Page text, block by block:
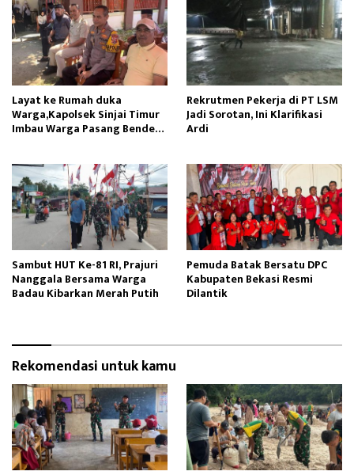
Layat ke Rumah duka
Warga,Kapolsek Sinjai Timur
Imbau Warga Pasang Bendera
Rekrutmen Pekerja di PT LSM
Jadi Sorotan, Ini Klarifikasi
Ardi
Sambut HUT Ke-81 RI, Prajuri
Nanggala Bersama Warga
Badau Kibarkan Merah Putih
Pemuda Batak Bersatu DPC
Kabupaten Bekasi Resmi
Dilantik
Rekomendasi untuk kamu